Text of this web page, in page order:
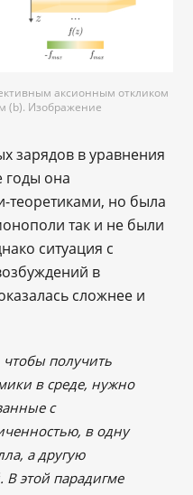
аксионным откликом
(b). Изображение
зарядов в уравнения
годы она
теоретиками, но была
так и не были
ситуация с
в
сложнее и
чтобы получить
в среде, нужно
с
в одну
а другую
В этой парадигме